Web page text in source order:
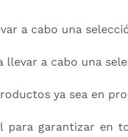
a cabo una
a cabo una
ya sea en
garantizar en